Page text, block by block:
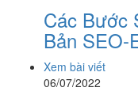
Các Bước
Bản SEO-
Xem bài viết
06/07/2022